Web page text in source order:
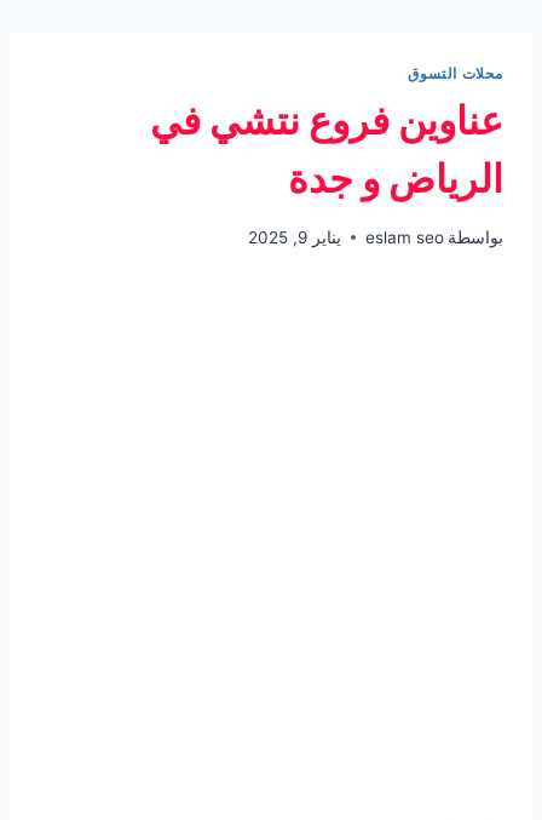
محلات التسوق
عناوين فروع نتشي في
الرياض و جدة
بواسطة eslam seo يناير 9, 2025